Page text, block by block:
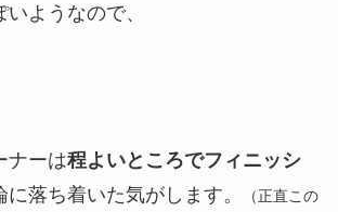
ようなので、
ナーは程よいところでフィニッシ
に落ち着いた気がします。
（正直この